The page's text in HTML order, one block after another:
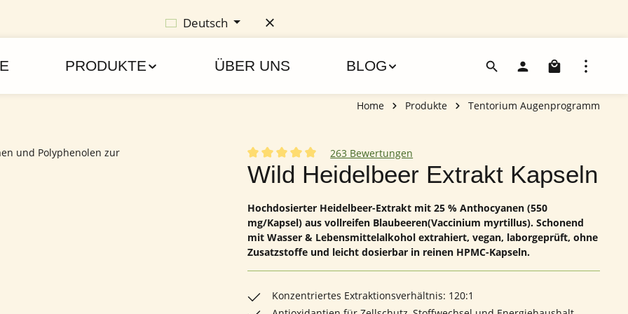
Deutsch
PRODUKTE ÜBER UNS BLOG
Home Produkte Tentorium Augenprogramm
Durchschnittliche Bewertung von 4.92 von 5 Sternen
263 Bewertungen
Wild Heidelbeer Extrakt Kapseln
Hochdosierter Heidelbeer-Extrakt mit 25 % Anthocyanen (550
mg/Kapsel) aus vollreifen Blaubeeren(Vaccinium myrtillus). Schonend
mit Wasser & Lebensmittelalkohol extrahiert, vegan, laborgeprüft, ohne
Zusatzstoffe und leicht dosierbar in reinen HPMC-Kapseln.
Konzentriertes Extraktionsverhältnis: 120:1